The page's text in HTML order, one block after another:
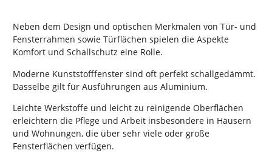
Neben dem Design und optischen Merkmalen von Tür- und
Fensterrahmen sowie Türflächen spielen die Aspekte
Komfort und Schallschutz eine Rolle.
Moderne Kunststofffenster sind oft perfekt schallgedämmt.
Dasselbe gilt für Ausführungen aus Aluminium.
Leichte Werkstoffe und leicht zu reinigende Oberflächen
erleichtern die Pflege und Arbeit insbesondere in Häusern
und Wohnungen, die über sehr viele oder große
Fensterflächen verfügen.